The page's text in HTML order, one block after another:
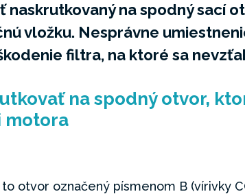
naskrutkovaný na spodný sací
vložku. Nesprávne
filtra, na ktoré sa
na spodný otvor,
motora
otvor označený písmenom B (vírivky